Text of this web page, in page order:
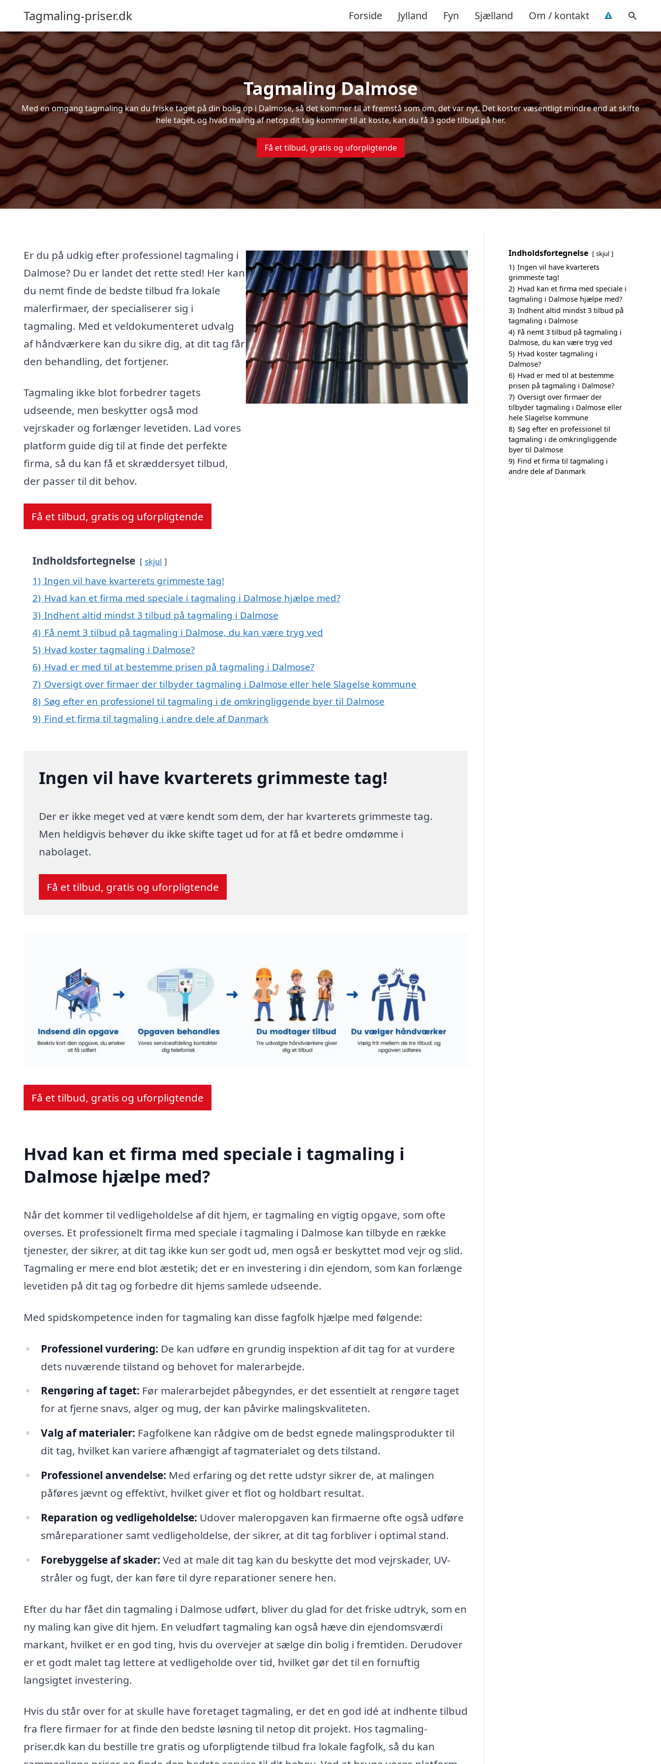
Tagmaling-priser.dk Forside Jylland Fyn Sjælland Om / kontakt
Tagmaling Dalmose
Med en omgang tagmaling kan du friske taget på din bolig op i Dalmose, så det kommer til at fremstå som om, det var nyt. Det koster væsentligt mindre end at skifte
hele taget, og hvad maling af netop dit tag kommer til at koste, kan du få 3 gode tilbud på her.
Få et tilbud, gratis og uforpligtende
Er du på udkig efter professionel tagmaling i
Dalmose? Du er landet det rette sted! Her kan
du nemt finde de bedste tilbud fra lokale
malerfirmaer, der specialiserer sig i
tagmaling. Med et veldokumenteret udvalg
af håndværkere kan du sikre dig, at dit tag får
den behandling, det fortjener.
Tagmaling ikke blot forbedrer tagets
udseende, men beskytter også mod
vejrskader og forlænger levetiden. Lad vores
platform guide dig til at finde det perfekte
firma, så du kan få et skræddersyet tilbud,
der passer til dit behov.
Få et tilbud, gratis og uforpligtende
Indholdsfortegnelse skjul
1) Ingen vil have kvarterets grimmeste tag!
2) Hvad kan et firma med speciale i tagmaling i Dalmose hjælpe med?
3) Indhent altid mindst 3 tilbud på tagmaling i Dalmose
4) Få nemt 3 tilbud på tagmaling i Dalmose, du kan være tryg ved
5) Hvad koster tagmaling i Dalmose?
6) Hvad er med til at bestemme prisen på tagmaling i Dalmose?
7) Oversigt over firmaer der tilbyder tagmaling i Dalmose eller hele Slagelse kommune
8) Søg efter en professionel til tagmaling i de omkringliggende byer til Dalmose
9) Find et firma til tagmaling i andre dele af Danmark
Ingen vil have kvarterets grimmeste tag!
Der er ikke meget ved at være kendt som dem, der har kvarterets grimmeste tag.
Men heldigvis behøver du ikke skifte taget ud for at få et bedre omdømme i
nabolaget.
Få et tilbud, gratis og uforpligtende
Få et tilbud, gratis og uforpligtende
Hvad kan et firma med speciale i tagmaling i
Dalmose hjælpe med?
Når det kommer til vedligeholdelse af dit hjem, er tagmaling en vigtig opgave, som ofte
overses. Et professionelt firma med speciale i tagmaling i Dalmose kan tilbyde en række
tjenester, der sikrer, at dit tag ikke kun ser godt ud, men også er beskyttet mod vejr og slid.
Tagmaling er mere end blot æstetik; det er en investering i din ejendom, som kan forlænge
levetiden på dit tag og forbedre dit hjems samlede udseende.
Med spidskompetence inden for tagmaling kan disse fagfolk hjælpe med følgende:
Professionel vurdering: De kan udføre en grundig inspektion af dit tag for at vurdere
dets nuværende tilstand og behovet for malerarbejde.
Rengøring af taget: Før malerarbejdet påbegyndes, er det essentielt at rengøre taget
for at fjerne snavs, alger og mug, der kan påvirke malingskvaliteten.
Valg af materialer: Fagfolkene kan rådgive om de bedst egnede malingsprodukter til
dit tag, hvilket kan variere afhængigt af tagmaterialet og dets tilstand.
Professionel anvendelse: Med erfaring og det rette udstyr sikrer de, at malingen
påføres jævnt og effektivt, hvilket giver et flot og holdbart resultat.
Reparation og vedligeholdelse: Udover maleropgaven kan firmaerne ofte også udføre
småreparationer samt vedligeholdelse, der sikrer, at dit tag forbliver i optimal stand.
Forebyggelse af skader: Ved at male dit tag kan du beskytte det mod vejrskader, UV-
stråler og fugt, der kan føre til dyre reparationer senere hen.
Efter du har fået din tagmaling i Dalmose udført, bliver du glad for det friske udtryk, som en
ny maling kan give dit hjem. En veludført tagmaling kan også hæve din ejendomsværdi
markant, hvilket er en god ting, hvis du overvejer at sælge din bolig i fremtiden. Derudover
er et godt malet tag lettere at vedligeholde over tid, hvilket gør det til en fornuftig
langsigtet investering.
Hvis du står over for at skulle have foretaget tagmaling, er det en god idé at indhente tilbud
fra flere firmaer for at finde den bedste løsning til netop dit projekt. Hos tagmaling-
priser.dk kan du bestille tre gratis og uforpligtende tilbud fra lokale fagfolk, så du kan
Indholdsfortegnelse skjul
1) Ingen vil have kvarterets
grimmeste tag!
2) Hvad kan et firma med speciale i
tagmaling i Dalmose hjælpe med?
3) Indhent altid mindst 3 tilbud på
tagmaling i Dalmose
4) Få nemt 3 tilbud på tagmaling i
Dalmose, du kan være tryg ved
5) Hvad koster tagmaling i
Dalmose?
6) Hvad er med til at bestemme
prisen på tagmaling i Dalmose?
7) Oversigt over firmaer der
tilbyder tagmaling i Dalmose eller
hele Slagelse kommune
8) Søg efter en professionel til
tagmaling i de omkringliggende
byer til Dalmose
9) Find et firma til tagmaling i
andre dele af Danmark